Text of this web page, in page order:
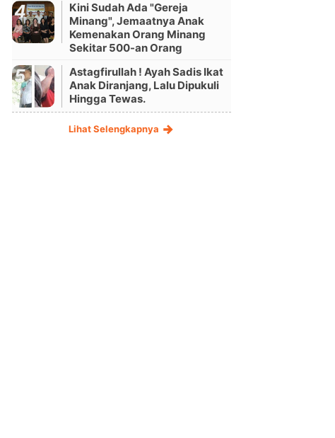
Kini Sudah Ada "Gereja
Minang", Jemaatnya Anak
Kemenakan Orang Minang
Sekitar 500-an Orang
Astagfirullah ! Ayah Sadis Ikat
Anak Diranjang, Lalu Dipukuli
Hingga Tewas.
Lihat Selengkapnya